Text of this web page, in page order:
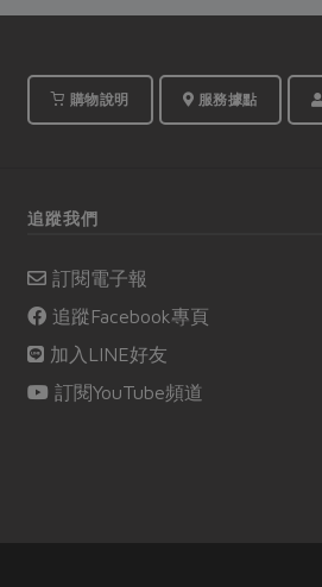
購物說明 服務據點
追蹤我們
訂閱電子報
追蹤Facebook專頁
加入LINE好友
訂閱YouTube頻道